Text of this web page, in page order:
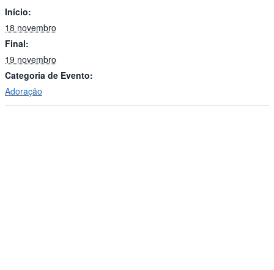
Início:
18 novembro
Final:
19 novembro
Categoria de Evento:
Adoração